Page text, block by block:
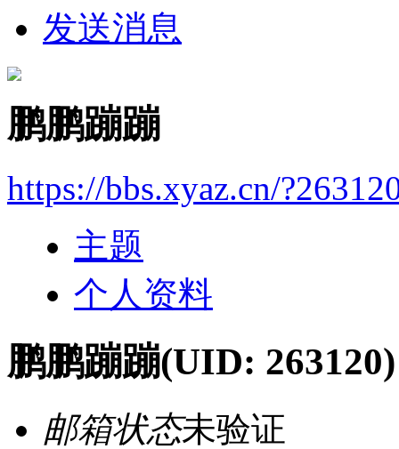
发送消息
鹏鹏蹦蹦
https://bbs.xyaz.cn/
主题
个人资料
鹏鹏蹦蹦(UID: 263120)
邮箱状态未验证